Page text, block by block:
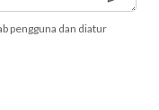
pengguna dan diatur